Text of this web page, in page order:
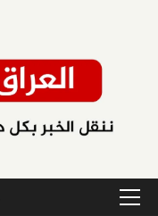
القائمة